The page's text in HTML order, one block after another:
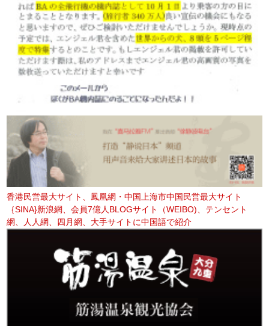
香港民営最大サイト、鳳凰網・中国上海市中国民営最大サイト
｛SINA}新浪網、会員7億人BLOGサイト（WEIBO)、テンセント
網、人人網、四月網、大手サイトに中国語で紹介